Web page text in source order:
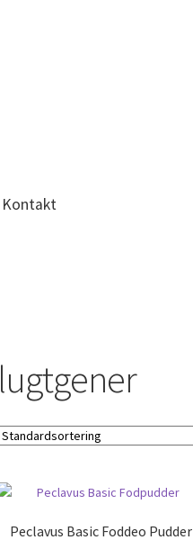
Kontakt
lugtgener
Peclavus Basic Foddeo Pudder